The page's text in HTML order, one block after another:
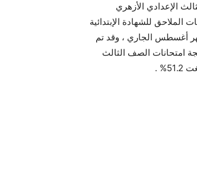
, نتيجة ملاحق الصفين الثالث الإعدادي الأزهري
امتحانات الملاحق للشهادة الإبتدائية
، في الخامس عشر من شهر أغسطس الجاري ، وقد تم
الدور الأول بنسبة نجاح بلغت 58.4% ، أما نتيجة امتحانات الصف الثالث
.